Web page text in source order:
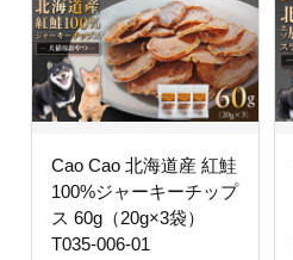
Cao Cao 北海道産 紅鮭
100%ジャーキーチップ
ス 60g（20g×3袋）
T035-006-01